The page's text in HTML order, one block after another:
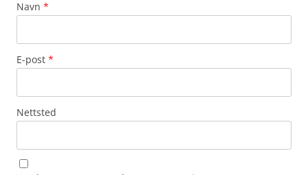
Navn *
E-post *
Nettsted